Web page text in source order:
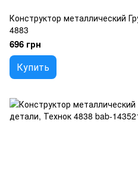
Конструктор металлический
4883
696 грн
Купить